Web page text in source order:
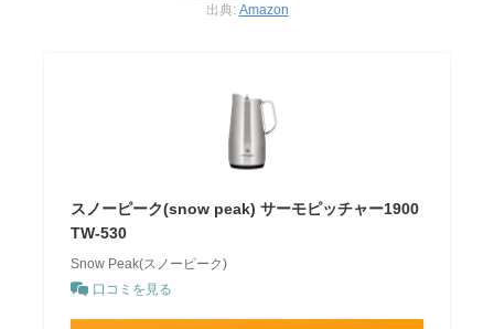
出典: Amazon
スノーピーク(snow peak) サーモピッチャー1900
TW-530
Snow Peak(スノーピーク)
口コミを見る